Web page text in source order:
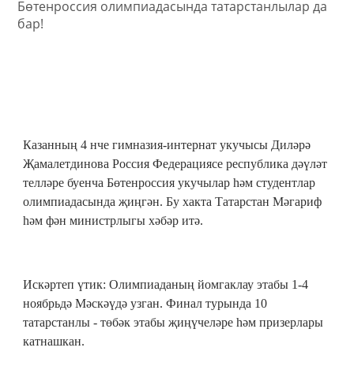
Казанның 4 нче гимназия-интернат укучысы Диләрә
Җамалетдинова Россия Федерациясе республика дәүләт
телләре буенча Бөтенроссия укучылар һәм студентлар
олимпиадасында җиңгән. Бу хакта Татарстан Мәгариф
һәм фән министрлыгы хәбәр итә.
Искәртеп үтик: Олимпиаданың йомгаклау этабы 1-4
ноябрьдә Мәскәүдә узган. Финал турында 10
татарстанлы - төбәк этабы җиңүчеләре һәм призерлары
катнашкан.